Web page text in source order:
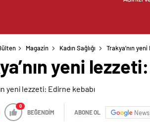
Magazin Kadın Sağlığı Trakya’nın
yeni
0
BEĞENDİM ABONE OL News